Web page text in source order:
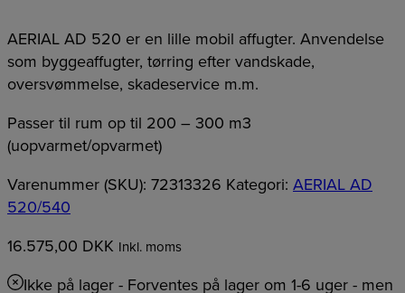
AERIAL AD 520 er en lille mobil affugter. Anvendelse
som byggeaffugter, tørring efter vandskade,
oversvømmelse, skadeservice m.m.
Passer til rum op til 200 – 300 m3
(uopvarmet/opvarmet)
Varenummer (SKU): 72313326 Kategori: AERIAL AD
520/540
16.575,00 DKK Inkl. moms
Ikke på lager - Forventes på lager om 1-6 uger - men